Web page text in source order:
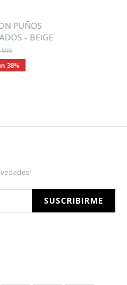
PUÑOS
- BEIGE
38
SUSCRIBIRME